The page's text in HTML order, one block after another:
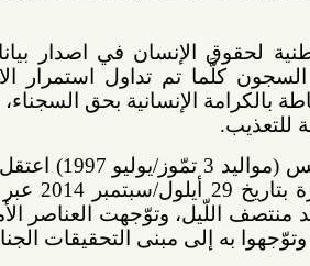
الإنسان في اصدار بيانات تلمع
تم تداول استمرار الانتهاكات
الإنسانية بحق السجناء، خصوصا
ولفت المنتدى إلى أنَّ "الضحية حسين علي خميس (مواليد 3 تمّوز/يوليو 1997) اعتقل تعسفيا
من منزله في منطقة مركوبان في جزيرة سترة بتاريخ 29 أيلول/سبتمبر 2014 عبر مداهمة
وتوّجهت العناصر الأمنية إلى
مبنى التحقيقات الجنائية".